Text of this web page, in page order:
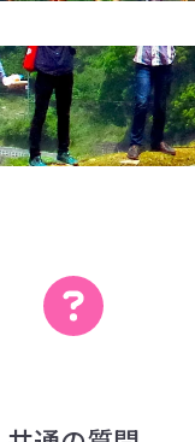
動候補機
ので、候補はありま